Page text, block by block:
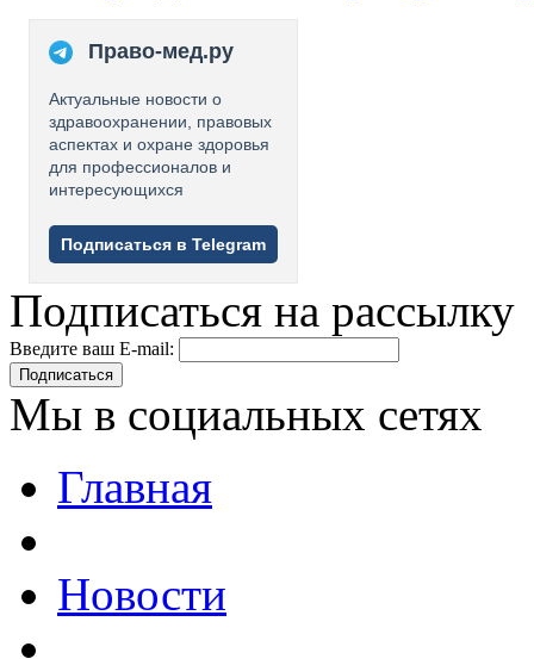
Право-мед.ру
Актуальные новости о
здравоохранении, правовых
аспектах и охране здоровья
для профессионалов и
интересующихся
Подписаться в Telegram
Подписаться на рассылку
Введите ваш E-mail:
Подписаться
Мы в социальных сетях
Главная
Новости